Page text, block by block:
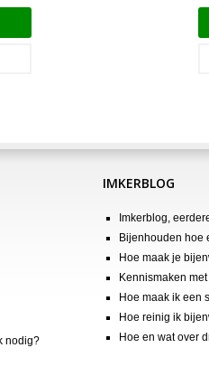
nodig?
IMKERBLOG
Imkerblog,
Bijenhouden hoe
Hoe maak je
Kennismaken
Hoe maak ik een
Hoe reinig ik
Hoe en wat over